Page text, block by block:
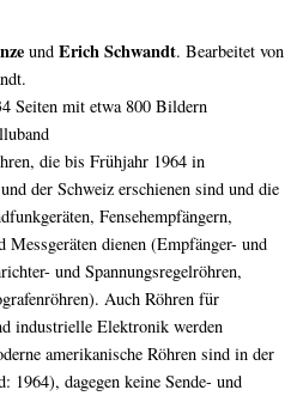
und Erich Schwandt. Bearbeitet von
Seiten mit etwa 800 Bildern
die bis Frühjahr 1964 in
der Schweiz erschienen sind und die
Fensehempfängern,
Messgeräten dienen (Empfänger- und
und Spannungsregelröhren,
Auch Röhren für
industrielle Elektronik werden
amerikanische Röhren sind in der
1964), dagegen keine Sende- und